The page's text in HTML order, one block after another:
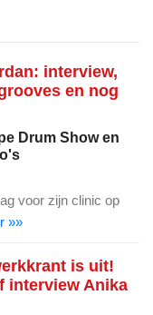
interview,
en nog
Drum Show en
voor zijn clinic op
»»
is uit!
interview Anika